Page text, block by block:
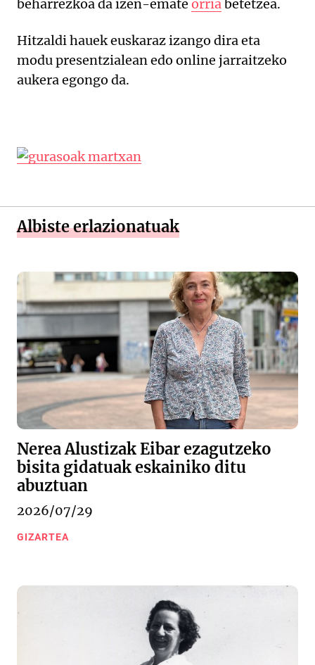
beharrezkoa da izen-emate orriabetetzea.
Hitzaldi hauek euskaraz izango dira eta
modu presentzialean edo online jarraitzeko
aukera egongo da.
Albiste erlazionatuak
Nerea Alustizak Eibar ezagutzeko
bisita gidatuak eskainiko ditu
abuztuan
2026/07/29
GIZARTEA